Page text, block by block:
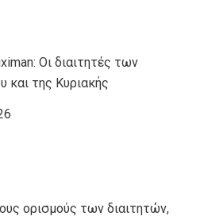
Οι διαιτητές των
της Κυριακής
ορισμούς των διαιτητών,